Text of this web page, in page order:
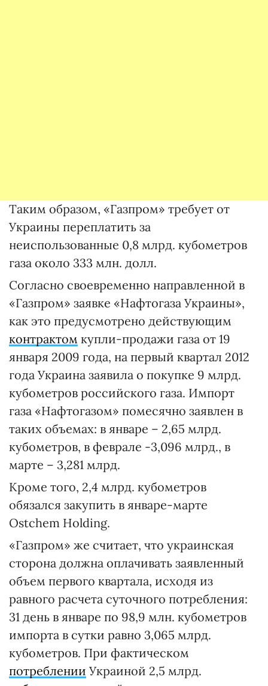
Таким образом, «Газпром» требует от
Украины переплатить за
неиспользованные 0,8 млрд. кубометров
газа около 333 млн. долл.
Согласно своевременно направленной в
«Газпром» заявке «Нафтогаза Украины»,
как это предусмотрено действующим
контрактом купли-продажи газа от 19
января 2009 года, на первый квартал 2012
года Украина заявила о покупке 9 млрд.
кубометров российского газа. Импорт
газа «Нафтогазом» помесячно заявлен в
таких объемах: в январе – 2,65 млрд.
кубометров, в феврале -3,096 млрд., в
марте – 3,281 млрд.
Кроме того, 2,4 млрд. кубометров
обязался закупить в январе-марте
Ostchem Holding.
«Газпром» же считает, что украинская
сторона должна оплачивать заявленный
объем первого квартала, исходя из
равного расчета суточного потребления:
31 день в январе по 98,9 млн. кубометров
импорта в сутки равно 3,065 млрд.
кубометров. При фактическом
потреблении Украиной 2,5 млрд.